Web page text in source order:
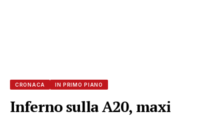
CRONACA IN PRIMO PIANO
Inferno sulla A20, maxi